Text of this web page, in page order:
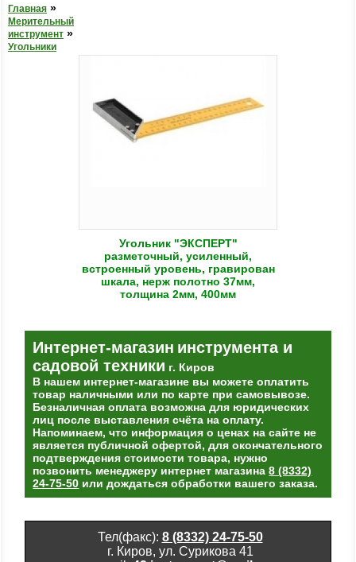
Главная »
Мерительный
инструмент »
Угольники
Угольник "ЭКСПЕРТ"
разметочный, усиленный,
встроенный уровень, гравирован
шкала, нерж полотно 37мм,
толщина 2мм, 400мм
Интернет-магазин инструмента и
садовой техники г. Киров
В нашем интернет-магазине вы можете оплатить
товар наличными или по карте при самовывозе.
Безналичная оплата возможна для юридических
лиц после выставления счёта на оплату.
Напоминаем, что информация о ценах на сайте не
является публичной офертой, для окончательного
подтверждения стоимости товара, нужно
позвонить менеджеру интернет магазина8 (8332)
24-75-50 или дождаться обработки вашего заказа.
Тел(факс): 8 (8332) 24-75-50
г. Киров, ул. Сурикова 41